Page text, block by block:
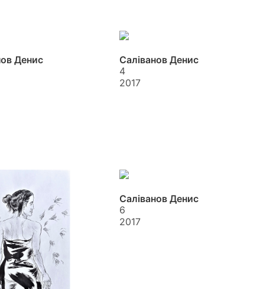
Денис
Саліванов Денис
4
2017
Саліванов Денис
6
2017